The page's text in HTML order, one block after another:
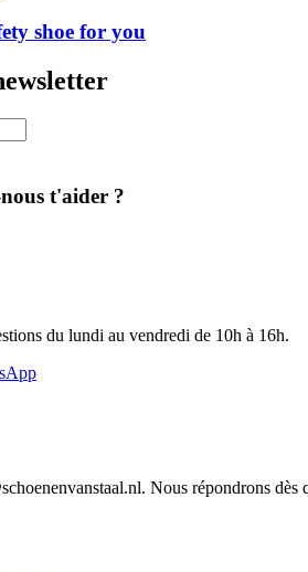
shoe for you
t'aider ?
du lundi au vendredi de 10h à 16h.
Nous répondrons dès